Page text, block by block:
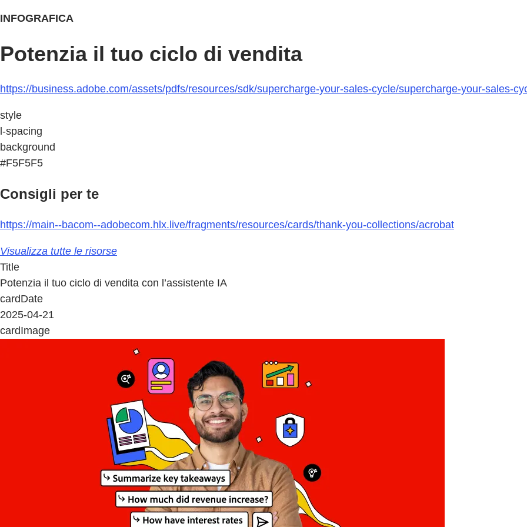
INFOGRAFICA
Potenzia il tuo ciclo di vendita
https://business.adobe.com/assets/pdfs/resources/sdk/supercharge-your-sales-cycle/supercharge-your-sales-
style
l-spacing
background
#F5F5F5
Consigli per te
https://main--bacom--adobecom.hlx.live/fragments/resources/cards/thank-you-collections/acrobat
Visualizza tutte le risorse
Title
Potenzia il tuo ciclo di vendita con l’assistente IA
cardDate
2025-04-21
cardImage